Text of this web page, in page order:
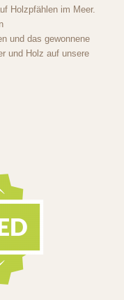
Holzpfählen im Meer.
und das gewonnene
und Holz auf unsere